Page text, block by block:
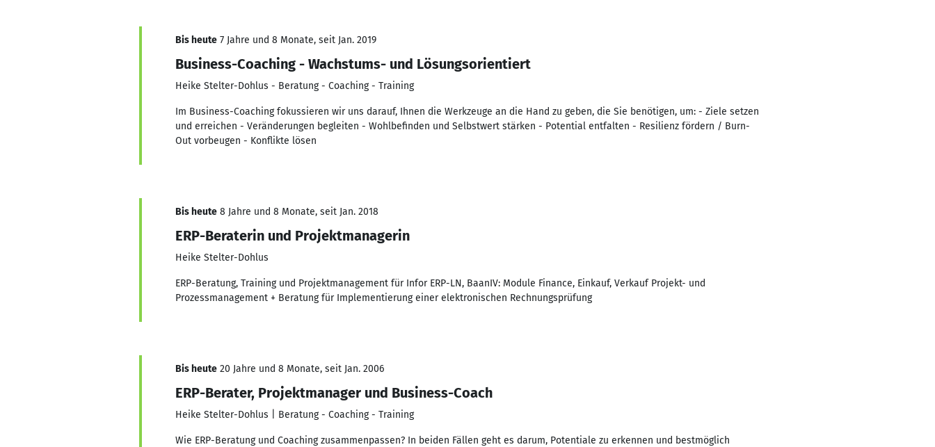
Bis heute 7 Jahre und 8 Monate, seit Jan. 2019
Business-Coaching - Wachstums- und Lösungsorientiert
Heike Stelter-Dohlus - Beratung - Coaching - Training
Im Business-Coaching fokussieren wir uns darauf, Ihnen die Werkzeuge an die Hand zu geben, die Sie benötigen, um: - Ziele setzen
und erreichen - Veränderungen begleiten - Wohlbefinden und Selbstwert stärken - Potential entfalten - Resilienz fördern / Burn-
Out vorbeugen - Konflikte lösen
Bis heute 8 Jahre und 8 Monate, seit Jan. 2018
ERP-Beraterin und Projektmanagerin
Heike Stelter-Dohlus
ERP-Beratung, Training und Projektmanagement für Infor ERP-LN, BaanIV: Module Finance, Einkauf, Verkauf Projekt- und
Prozessmanagement + Beratung für Implementierung einer elektronischen Rechnungsprüfung
Bis heute 20 Jahre und 8 Monate, seit Jan. 2006
ERP-Berater, Projektmanager und Business-Coach
Heike Stelter-Dohlus | Beratung - Coaching - Training
Wie ERP-Beratung und Coaching zusammenpassen? In beiden Fällen geht es darum, Potentiale zu erkennen und bestmöglich